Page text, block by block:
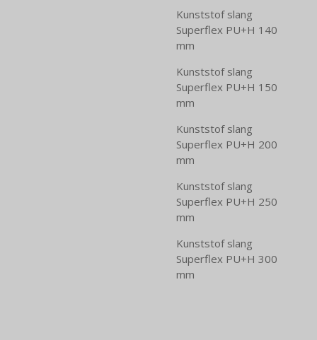
Kunststof slang
Superflex PU+H 140
mm
Kunststof slang
Superflex PU+H 150
mm
Kunststof slang
Superflex PU+H 200
mm
Kunststof slang
Superflex PU+H 250
mm
Kunststof slang
Superflex PU+H 300
mm